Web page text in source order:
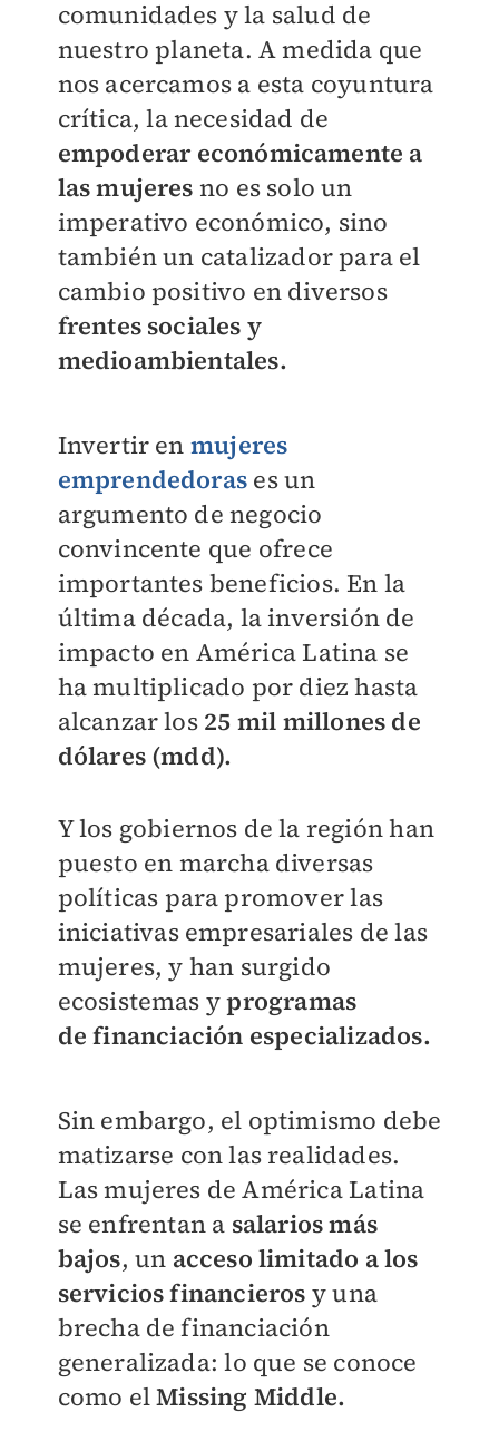
comunidades y la salud de
nuestro planeta. A medida que
nos acercamos a esta coyuntura
crítica, la necesidad de
empoderar económicamente a
las mujeres no es soloun
imperativo económico, sino
también un catalizador para el
cambio positivo en diversos
frentes sociales y
medioambientales.
Invertir en mujeres
emprendedoras esun
argumento de negocio
convincente que ofrece
importantes beneficios. En la
última década, la inversión de
impacto en AméricaLatina se
ha multiplicado por diez hasta
alcanzar los 25 mil millones de
dólares (mdd).
Y los gobiernos de la región han
puesto en marcha diversas
políticas para promoverlas
iniciativas empresariales de las
mujeres,y han surgido
ecosistemas yprogramas
definanciación especializados.
Sin embargo, el optimismo debe
matizarse con las realidades.
Las mujeres de AméricaLatina
se enfrentan a salarios más
bajos, un acceso limitado a los
servicios financieros y una
brecha de financiación
generalizada:lo que se conoce
como elMissing Middle.